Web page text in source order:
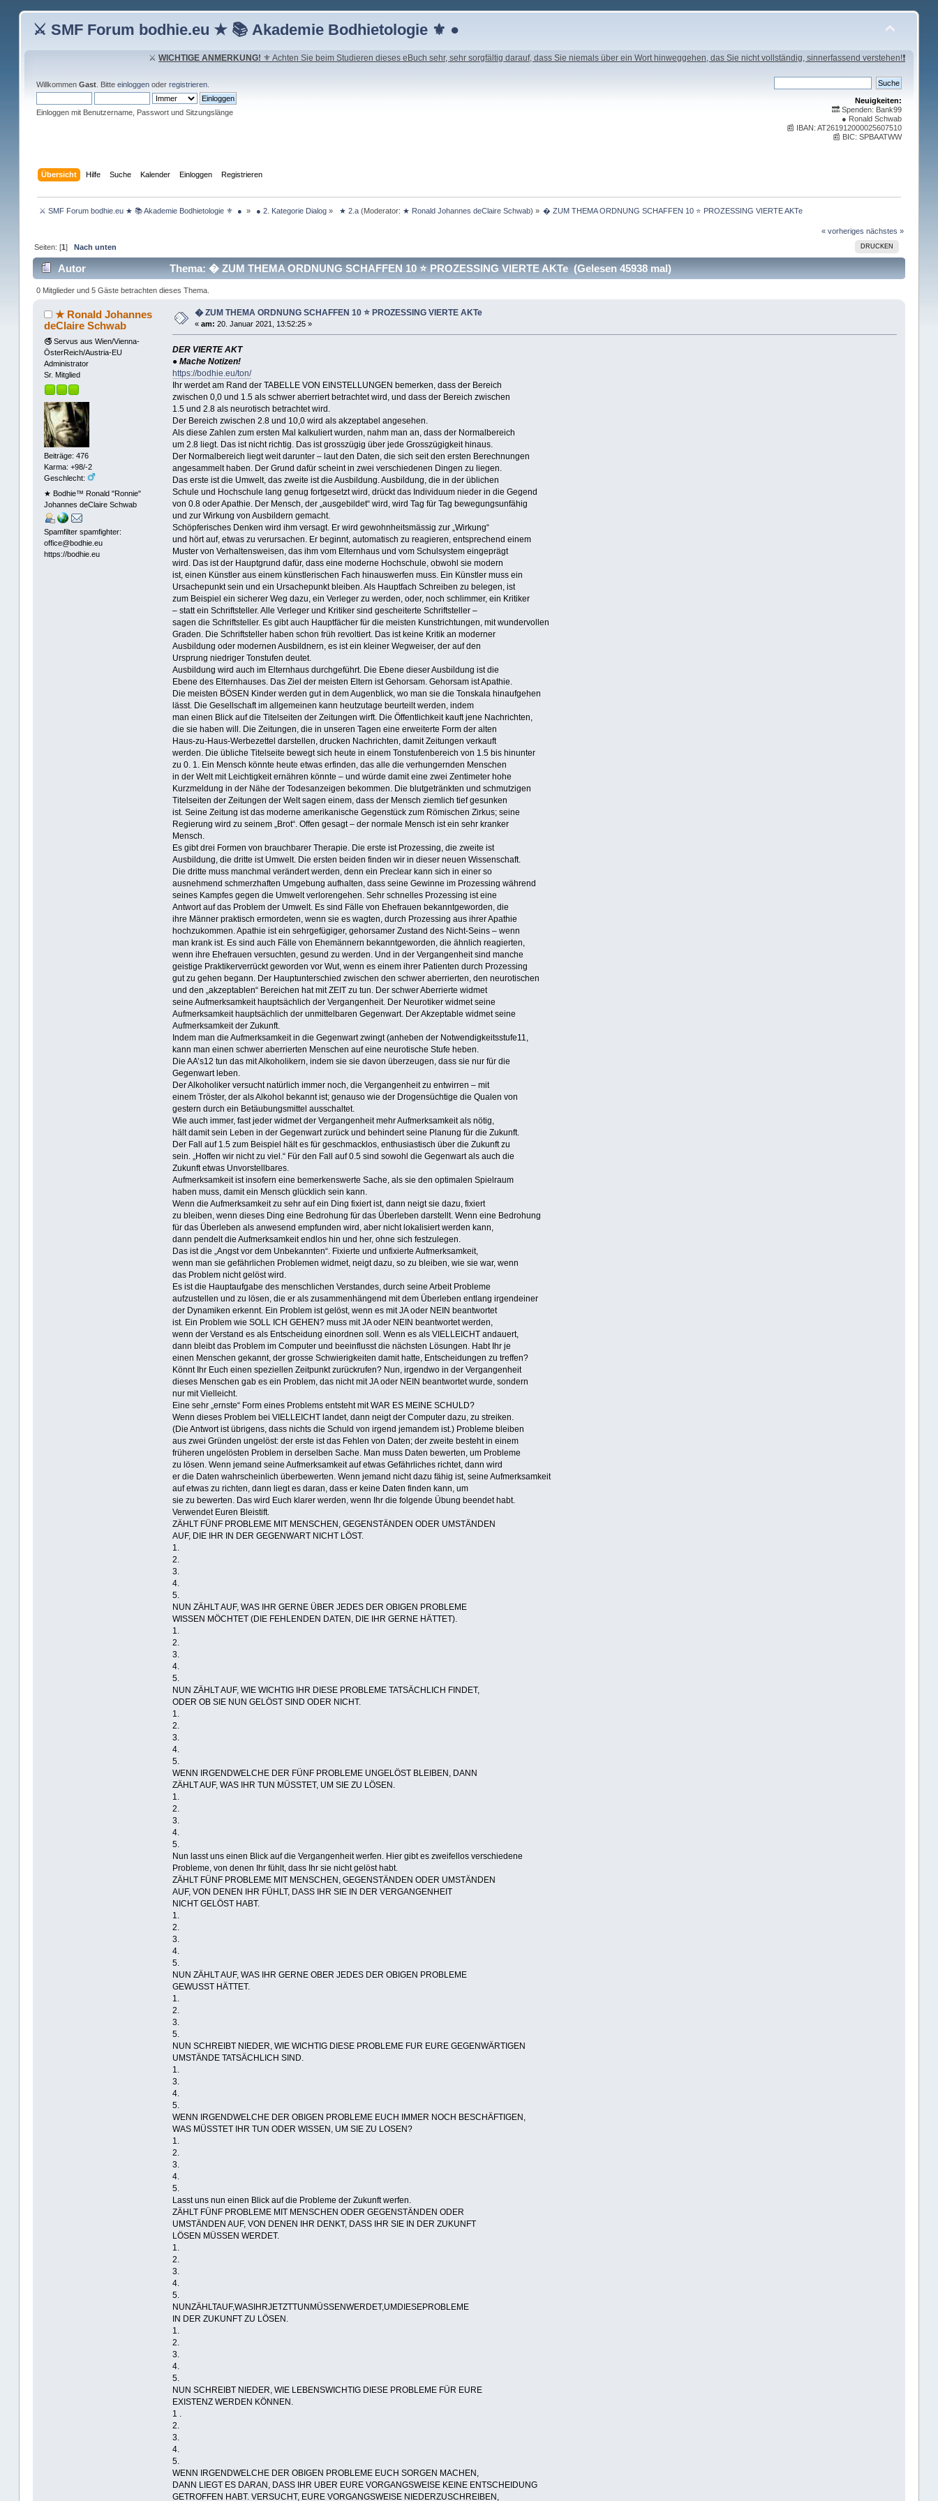
⚔ SMF Forum bodhie.eu ★ 📚 Akademie Bodhietologie ⚜ ●
⚔WICHTIGE ANMERKUNG! ⚜ Achten Sie beim Studieren dieses eBuch sehr, sehr sorgfältig darauf, dass Sie niemals über ein Wort hinweggehen, das Sie nicht vollständig, sinnerfassend verstehen!❗
Willkommen Gast. Bitte einloggenoder registrieren.
Einloggen mit Benutzername, Passwort und Sitzungslänge
Neuigkeiten:
🔜 Spenden: Bank99
● Ronald Schwab
📰 IBAN: AT261912000025607510
📰 BIC: SPBAATWW
Übersicht Hilfe Suche Kalender Einloggen Registrieren
⚔ SMF Forum bodhie.eu ★ 📚 Akademie Bodhietologie ⚜  ● » ● 2. Kategorie Dialog » ★ 2.a(Moderator: ★ Ronald Johannes deClaire Schwab) » � ZUM THEMA ORDNUNG SCHAFFEN 10 ⭐️ PROZESSING VIERTE AKTe
« vorheriges nächstes »
DRUCKEN
Seiten: [1]Nach unten
Autor Thema: � ZUM THEMA ORDNUNG SCHAFFEN 10 ⭐️ PROZESSING VIERTE AKTe (Gelesen 45938 mal)
0 Mitglieder und 5 Gäste betrachten dieses Thema.
★ Ronald Johannes
deClaire Schwab
🚭 Servus aus Wien/Vienna-
ÖsterReich/Austria-EU
Administrator
Sr. Mitglied
Beiträge: 476
Karma: +98/-2
Geschlecht:
★ Bodhie™ Ronald "Ronnie"
Johannes deClaire Schwab
Spamfilter spamfighter:
office@bodhie.eu
https://bodhie.eu
� ZUM THEMA ORDNUNG SCHAFFEN 10 ⭐️ PROZESSING VIERTE AKTe
« am: 20. Januar 2021, 13:52:25 »
DER VIERTE AKT
● Mache Notizen!
https://bodhie.eu/ton/
Ihr werdet am Rand der TABELLE VON EINSTELLUNGEN bemerken, dass der Bereich
zwischen 0,0 und 1.5 als schwer aberriert betrachtet wird, und dass der Bereich zwischen
1.5 und 2.8 als neurotisch betrachtet wird.
Der Bereich zwischen 2.8 und 10,0 wird als akzeptabel angesehen.
Als diese Zahlen zum ersten Mal kalkuliert wurden, nahm man an, dass der Normalbereich
um 2.8 liegt. Das ist nicht richtig. Das ist grosszügig über jede Grosszügigkeit hinaus.
Der Normalbereich liegt weit darunter – laut den Daten, die sich seit den ersten Berechnungen
angesammelt haben. Der Grund dafür scheint in zwei verschiedenen Dingen zu liegen.
Das erste ist die Umwelt, das zweite ist die Ausbildung. Ausbildung, die in der üblichen
Schule und Hochschule lang genug fortgesetzt wird, drückt das Individuum nieder in die Gegend
von 0.8 oder Apathie. Der Mensch, der „ausgebildet“ wird, wird Tag für Tag bewegungsunfähig
und zur Wirkung von Ausbildern gemacht.
Schöpferisches Denken wird ihm versagt. Er wird gewohnheitsmässig zur „Wirkung“
und hört auf, etwas zu verursachen. Er beginnt, automatisch zu reagieren, entsprechend einem
Muster von Verhaltensweisen, das ihm vom Elternhaus und vom Schulsystem eingeprägt
wird. Das ist der Hauptgrund dafür, dass eine moderne Hochschule, obwohl sie modern
ist, einen Künstler aus einem künstlerischen Fach hinauswerfen muss. Ein Künstler muss ein
Ursachepunkt sein und ein Ursachepunkt bleiben. Als Hauptfach Schreiben zu belegen, ist
zum Beispiel ein sicherer Weg dazu, ein Verleger zu werden, oder, noch schlimmer, ein Kritiker
– statt ein Schriftsteller. Alle Verleger und Kritiker sind gescheiterte Schriftsteller –
sagen die Schriftsteller. Es gibt auch Hauptfächer für die meisten Kunstrichtungen, mit wundervollen
Graden. Die Schriftsteller haben schon früh revoltiert. Das ist keine Kritik an moderner
Ausbildung oder modernen Ausbildnern, es ist ein kleiner Wegweiser, der auf den
Ursprung niedriger Tonstufen deutet.
Ausbildung wird auch im Elternhaus durchgeführt. Die Ebene dieser Ausbildung ist die
Ebene des Elternhauses. Das Ziel der meisten Eltern ist Gehorsam. Gehorsam ist Apathie.
Die meisten BÖSEN Kinder werden gut in dem Augenblick, wo man sie die Tonskala hinaufgehen
lässt. Die Gesellschaft im allgemeinen kann heutzutage beurteilt werden, indem
man einen Blick auf die Titelseiten der Zeitungen wirft. Die Öffentlichkeit kauft jene Nachrichten,
die sie haben will. Die Zeitungen, die in unseren Tagen eine erweiterte Form der alten
Haus-zu-Haus-Werbezettel darstellen, drucken Nachrichten, damit Zeitungen verkauft
werden. Die übliche Titelseite bewegt sich heute in einem Tonstufenbereich von 1.5 bis hinunter
zu 0. 1. Ein Mensch könnte heute etwas erfinden, das alle die verhungernden Menschen
in der Welt mit Leichtigkeit ernähren könnte – und würde damit eine zwei Zentimeter hohe
Kurzmeldung in der Nähe der Todesanzeigen bekommen. Die blutgetränkten und schmutzigen
Titelseiten der Zeitungen der Welt sagen einem, dass der Mensch ziemlich tief gesunken
ist. Seine Zeitung ist das moderne amerikanische Gegenstück zum Römischen Zirkus; seine
Regierung wird zu seinem „Brot“. Offen gesagt – der normale Mensch ist ein sehr kranker
Mensch.
Es gibt drei Formen von brauchbarer Therapie. Die erste ist Prozessing, die zweite ist
Ausbildung, die dritte ist Umwelt. Die ersten beiden finden wir in dieser neuen Wissenschaft.
Die dritte muss manchmal verändert werden, denn ein Preclear kann sich in einer so
ausnehmend schmerzhaften Umgebung aufhalten, dass seine Gewinne im Prozessing während
seines Kampfes gegen die Umwelt verlorengehen. Sehr schnelles Prozessing ist eine
Antwort auf das Problem der Umwelt. Es sind Fälle von Ehefrauen bekanntgeworden, die
ihre Männer praktisch ermordeten, wenn sie es wagten, durch Prozessing aus ihrer Apathie
hochzukommen. Apathie ist ein sehrgefügiger, gehorsamer Zustand des Nicht-Seins – wenn
man krank ist. Es sind auch Fälle von Ehemännern bekanntgeworden, die ähnlich reagierten,
wenn ihre Ehefrauen versuchten, gesund zu werden. Und in der Vergangenheit sind manche
geistige Praktikerverrückt geworden vor Wut, wenn es einem ihrer Patienten durch Prozessing
gut zu gehen begann. Der Hauptunterschied zwischen den schwer aberrierten, den neurotischen
und den „akzeptablen“ Bereichen hat mit ZEIT zu tun. Der schwer Aberrierte widmet
seine Aufmerksamkeit hauptsächlich der Vergangenheit. Der Neurotiker widmet seine
Aufmerksamkeit hauptsächlich der unmittelbaren Gegenwart. Der Akzeptable widmet seine
Aufmerksamkeit der Zukunft.
Indem man die Aufmerksamkeit in die Gegenwart zwingt (anheben der Notwendigkeitsstufe11,
kann man einen schwer aberrierten Menschen auf eine neurotische Stufe heben.
Die AA’s12 tun das mit Alkoholikern, indem sie sie davon überzeugen, dass sie nur für die
Gegenwart leben.
Der Alkoholiker versucht natürlich immer noch, die Vergangenheit zu entwirren – mit
einem Tröster, der als Alkohol bekannt ist; genauso wie der Drogensüchtige die Qualen von
gestern durch ein Betäubungsmittel ausschaltet.
Wie auch immer, fast jeder widmet der Vergangenheit mehr Aufmerksamkeit als nötig,
hält damit sein Leben in der Gegenwart zurück und behindert seine Planung für die Zukunft.
Der Fall auf 1.5 zum Beispiel hält es für geschmacklos, enthusiastisch über die Zukunft zu
sein. „Hoffen wir nicht zu viel.“ Für den Fall auf 0.5 sind sowohl die Gegenwart als auch die
Zukunft etwas Unvorstellbares.
Aufmerksamkeit ist insofern eine bemerkenswerte Sache, als sie den optimalen Spielraum
haben muss, damit ein Mensch glücklich sein kann.
Wenn die Aufmerksamkeit zu sehr auf ein Ding fixiert ist, dann neigt sie dazu, fixiert
zu bleiben, wenn dieses Ding eine Bedrohung für das Überleben darstellt. Wenn eine Bedrohung
für das Überleben als anwesend empfunden wird, aber nicht lokalisiert werden kann,
dann pendelt die Aufmerksamkeit endlos hin und her, ohne sich festzulegen.
Das ist die „Angst vor dem Unbekannten“. Fixierte und unfixierte Aufmerksamkeit,
wenn man sie gefährlichen Problemen widmet, neigt dazu, so zu bleiben, wie sie war, wenn
das Problem nicht gelöst wird.
Es ist die Hauptaufgabe des menschlichen Verstandes, durch seine Arbeit Probleme
aufzustellen und zu lösen, die er als zusammenhängend mit dem Überleben entlang irgendeiner
der Dynamiken erkennt. Ein Problem ist gelöst, wenn es mit JA oder NEIN beantwortet
ist. Ein Problem wie SOLL ICH GEHEN? muss mit JA oder NEIN beantwortet werden,
wenn der Verstand es als Entscheidung einordnen soll. Wenn es als VIELLEICHT andauert,
dann bleibt das Problem im Computer und beeinflusst die nächsten Lösungen. Habt Ihr je
einen Menschen gekannt, der grosse Schwierigkeiten damit hatte, Entscheidungen zu treffen?
Könnt Ihr Euch einen speziellen Zeitpunkt zurückrufen? Nun, irgendwo in der Vergangenheit
dieses Menschen gab es ein Problem, das nicht mit JA oder NEIN beantwortet wurde, sondern
nur mit Vielleicht.
Eine sehr „ernste“ Form eines Problems entsteht mit WAR ES MEINE SCHULD?
Wenn dieses Problem bei VIELLEICHT landet, dann neigt der Computer dazu, zu streiken.
(Die Antwort ist übrigens, dass nichts die Schuld von irgend jemandem ist.) Probleme bleiben
aus zwei Gründen ungelöst: der erste ist das Fehlen von Daten; der zweite besteht in einem
früheren ungelösten Problem in derselben Sache. Man muss Daten bewerten, um Probleme
zu lösen. Wenn jemand seine Aufmerksamkeit auf etwas Gefährliches richtet, dann wird
er die Daten wahrscheinlich überbewerten. Wenn jemand nicht dazu fähig ist, seine Aufmerksamkeit
auf etwas zu richten, dann liegt es daran, dass er keine Daten finden kann, um
sie zu bewerten. Das wird Euch klarer werden, wenn Ihr die folgende Übung beendet habt.
Verwendet Euren Bleistift.
ZÄHLT FÜNF PROBLEME MIT MENSCHEN, GEGENSTÄNDEN ODER UMSTÄNDEN
AUF, DIE IHR IN DER GEGENWART NICHT LÖST.
1.
2.
3.
4.
5.
NUN ZÄHLT AUF, WAS IHR GERNE ÜBER JEDES DER OBIGEN PROBLEME
WISSEN MÖCHTET (DIE FEHLENDEN DATEN, DIE IHR GERNE HÄTTET).
1.
2.
3.
4.
5.
NUN ZÄHLT AUF, WIE WICHTIG IHR DIESE PROBLEME TATSÄCHLICH FINDET,
ODER OB SIE NUN GELÖST SIND ODER NICHT.
1.
2.
3.
4.
5.
WENN IRGENDWELCHE DER FÜNF PROBLEME UNGELÖST BLEIBEN, DANN
ZÄHLT AUF, WAS IHR TUN MÜSSTET, UM SIE ZU LÖSEN.
1.
2.
3.
4.
5.
Nun lasst uns einen Blick auf die Vergangenheit werfen. Hier gibt es zweifellos verschiedene
Probleme, von denen Ihr fühlt, dass Ihr sie nicht gelöst habt.
ZÄHLT FÜNF PROBLEME MIT MENSCHEN, GEGENSTÄNDEN ODER UMSTÄNDEN
AUF, VON DENEN IHR FÜHLT, DASS IHR SIE IN DER VERGANGENHEIT
NICHT GELÖST HABT.
1.
2.
3.
4.
5.
NUN ZÄHLT AUF, WAS IHR GERNE OBER JEDES DER OBIGEN PROBLEME
GEWUSST HÄTTET.
1.
2.
3.
5.
NUN SCHREIBT NIEDER, WIE WICHTIG DIESE PROBLEME FUR EURE GEGENWÄRTIGEN
UMSTÄNDE TATSÄCHLICH SIND.
1.
3.
4.
5.
WENN IRGENDWELCHE DER OBIGEN PROBLEME EUCH IMMER NOCH BESCHÄFTIGEN,
WAS MÜSSTET IHR TUN ODER WISSEN, UM SIE ZU LOSEN?
1.
2.
3.
4.
5.
Lasst uns nun einen Blick auf die Probleme der Zukunft werfen.
ZÄHLT FÜNF PROBLEME MIT MENSCHEN ODER GEGENSTÄNDEN ODER
UMSTÄNDEN AUF, VON DENEN IHR DENKT, DASS IHR SIE IN DER ZUKUNFT
LÖSEN MÜSSEN WERDET.
1.
2.
3.
4.
5.
NUNZÄHLTAUF,WASIHRJETZTTUNMÜSSENWERDET,UMDIESEPROBLEME
IN DER ZUKUNFT ZU LÖSEN.
1.
2.
3.
4.
5.
NUN SCHREIBT NIEDER, WIE LEBENSWICHTIG DIESE PROBLEME FÜR EURE
EXISTENZ WERDEN KÖNNEN.
1 .
2.
3.
4.
5.
WENN IRGENDWELCHE DER OBIGEN PROBLEME EUCH SORGEN MACHEN,
DANN LIEGT ES DARAN, DASS IHR UBER EURE VORGANGSWEISE KEINE ENTSCHEIDUNG
GETROFFEN HABT. VERSUCHT, EURE VORGANGSWEISE NIEDERZUSCHREIBEN,